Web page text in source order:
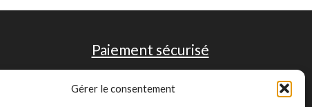
Gérer le consentement
Paiement sécurisé